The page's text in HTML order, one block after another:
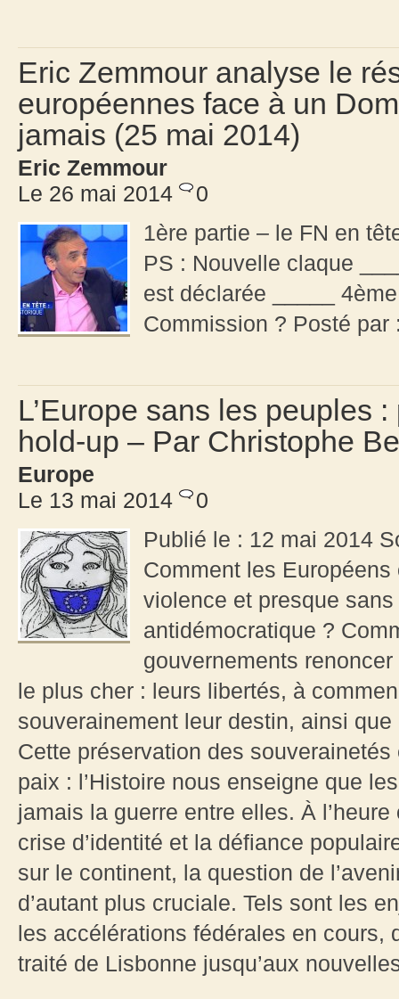
Eric Zemmour analyse le
européennes face à un
jamais (25 mai 2014)
Eric Zemmour
Le 26 mai 2014
0
1ère partie – le FN en
PS : Nouvelle claque
est déclarée _____
Commission ? Posté
L’Europe sans les peuples
hold-up – Par Christophe
Europe
Le 13 mai 2014
0
Publié le : 12 mai 2014
Comment les
violence et presque
antidémocratique ?
gouvernements
le plus cher : leurs libertés, à
souverainement leur destin, ainsi
Cette préservation des
paix : l’Histoire nous enseigne que
jamais la guerre entre elles. À
crise d’identité et la défiance
sur le continent, la question de
d’autant plus cruciale. Tels sont les
les accélérations fédérales en cours,
traité de Lisbonne jusqu’aux